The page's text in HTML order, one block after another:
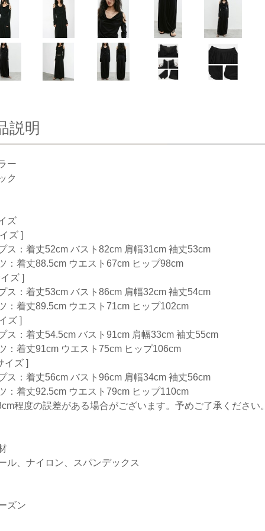
説明
ー
ク
ズ
ズ ]
ス：着丈52cm バスト82cm 肩幅31cm 袖丈53cm
：着丈88.5cm ウエスト67cm ヒップ98cm
ズ ]
ス：着丈53cm バスト86cm 肩幅32cm 袖丈54cm
：着丈89.5cm ウエスト71cm ヒップ102cm
ズ ]
ス：着丈54.5cm バスト91cm 肩幅33cm 袖丈55cm
：着丈91cm ウエスト75cm ヒップ106cm
イズ ]
ス：着丈56cm バスト96cm 肩幅34cm 袖丈56cm
：着丈92.5cm ウエスト79cm ヒップ110cm
程度の誤差がある場合がございます。予めご了承ください
ル、ナイロン、スパンデックス
ズン